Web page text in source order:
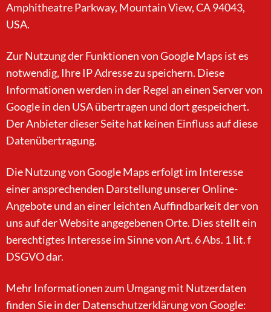
Amphitheatre Parkway, Mountain View, CA 94043,
USA.
Zur Nutzung der Funktionen von Google Maps ist es
notwendig, Ihre IP Adresse zu speichern. Diese
Informationen werden in der Regel an einen Server von
Google in den USA übertragen und dort gespeichert.
Der Anbieter dieser Seite hat keinen Einfluss auf diese
Datenübertragung.
Die Nutzung von Google Maps erfolgt im Interesse
einer ansprechenden Darstellung unserer Online-
Angebote und an einer leichten Auffindbarkeit der von
uns auf der Website angegebenen Orte. Dies stellt ein
berechtigtes Interesse im Sinne von Art. 6 Abs. 1 lit. f
DSGVO dar.
Mehr Informationen zum Umgang mit Nutzerdaten
finden Sie in der Datenschutzerklärung von Google: